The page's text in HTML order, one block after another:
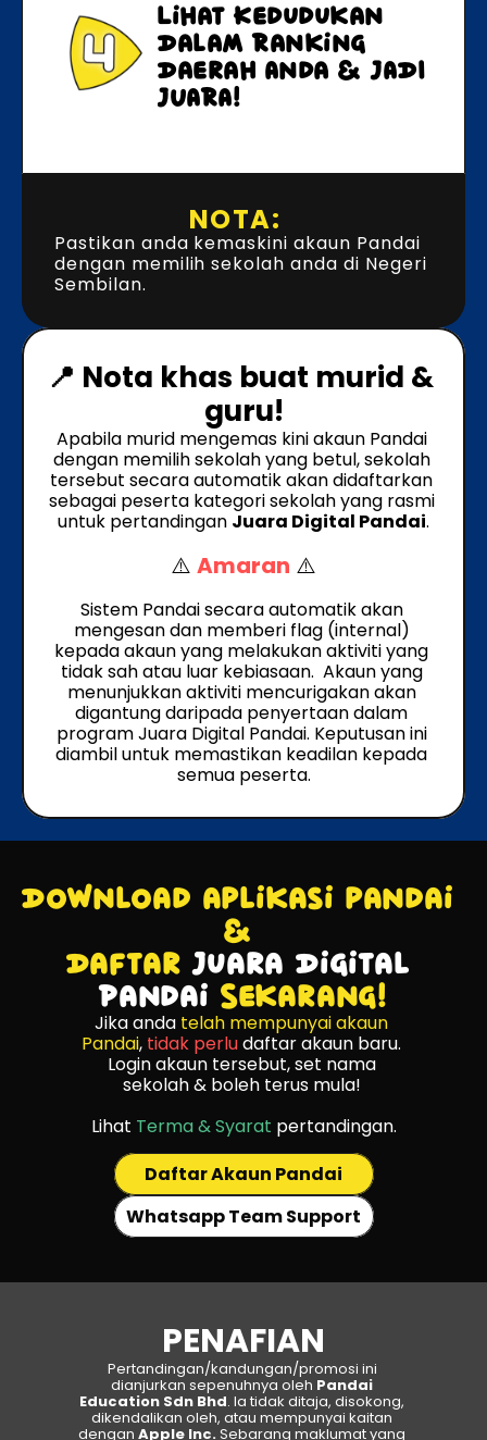
Lihat Kedudukan
Dalam Ranking
Daerah Anda & JADI
JUARA!
NOTA:
Pastikan anda kemaskini akaun Pandai
dengan memilih sekolah anda di Negeri
Sembilan.
📍 Nota khas buat murid &
guru!
Apabila murid mengemas kini akaun Pandai
dengan memilih sekolah yang betul, sekolah
tersebut secara automatik akan didaftarkan
sebagai peserta kategori sekolah yang rasmi
untuk pertandingan Juara Digital Pandai.
⚠️ Amaran ⚠️
Sistem Pandai secara automatik akan
mengesan dan memberi flag (internal)
kepada akaun yang melakukan aktiviti yang
tidak sah atau luar kebiasaan.  Akaun yang
menunjukkan aktiviti mencurigakan akan
digantung daripada penyertaan dalam
program Juara Digital Pandai. Keputusan ini
diambil untuk memastikan keadilan kepada
semua peserta.
Download aplikasi pandai
&
Daftar Juara Digital
Pandai Sekarang!
Jika anda telah mempunyai akaun
Pandai, tidak perlu daftar akaun baru.
Login akaun tersebut, set nama
sekolah & boleh terus mula!
Lihat Terma & Syarat pertandingan.
Daftar Akaun Pandai
Whatsapp Team Support
PENAFIAN
Pertandingan/kandungan/promosi ini
dianjurkan sepenuhnya oleh Pandai
Education Sdn Bhd. Ia tidak ditaja, disokong,
dikendalikan oleh, atau mempunyai kaitan
dengan Apple Inc. Sebarang maklumat yang